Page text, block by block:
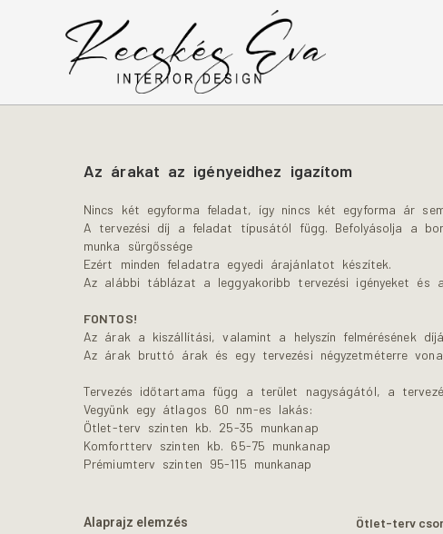
Az árakat az igényeidhez igazítom
Nincs két egyforma feladat, így nincs két egyforma ár
A tervezési díj a feladat típusától függ. Befolyásolja a
munka sürgőssége
Ezért minden feladatra egyedi árajánlatot készítek.
Az alábbi táblázat a leggyakoribb tervezési igényeket és
FONTOS!
Az árak a kiszállítási, valamint a helyszín felmérésének
Az árak bruttó árak és egy tervezési négyzetméterre
Tervezés időtartama függ a terület nagyságától, a
Vegyünk egy átlagos 60 nm-es lakás:
Ötlet-terv szinten kb. 25-35 munkanap
Komfortterv szinten kb. 65-75 munkanap
Prémiumterv szinten 95-115 munkanap
Alaprajz elemzés
Ötlet-terv